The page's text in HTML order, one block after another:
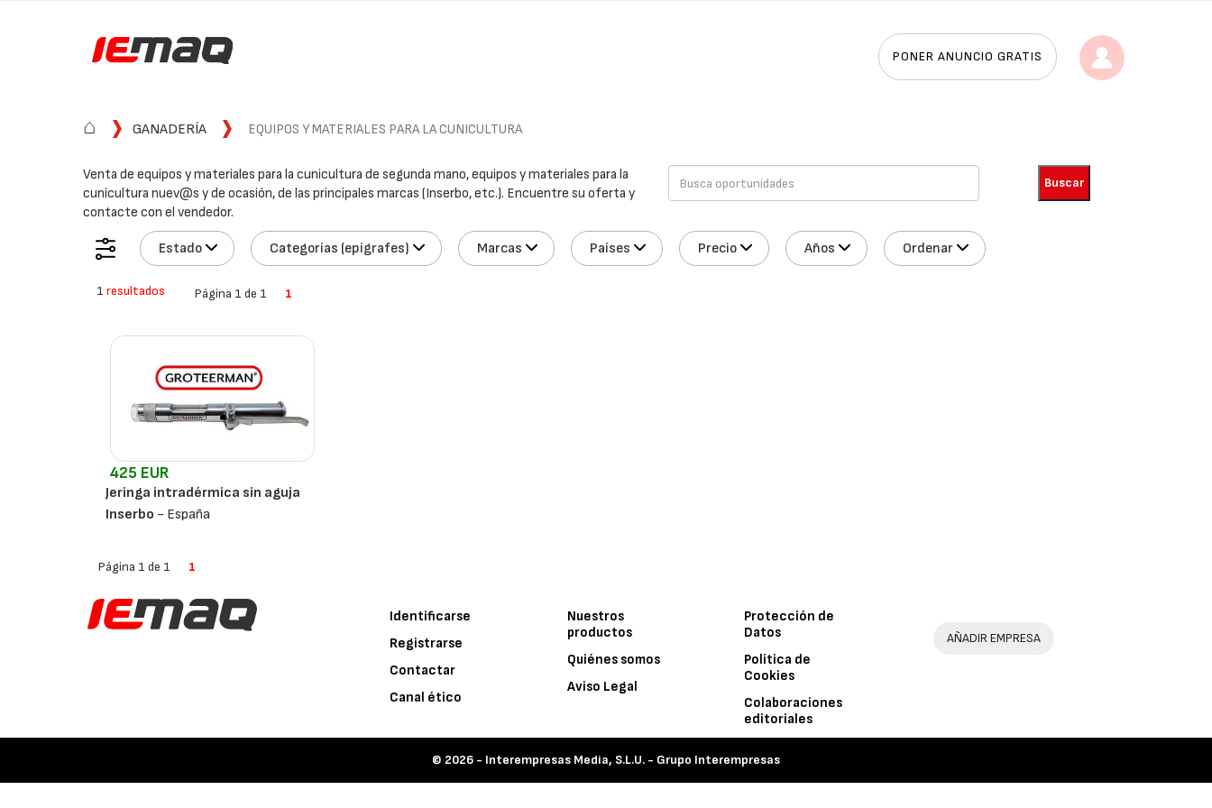
PONER ANUNCIO GRATIS
⌂ GANADERÍA EQUIPOS Y MATERIALES PARA LA CUNICULTURA
Venta de equipos y materiales para la cunicultura de segunda mano, equipos y materiales para la
cunicultura nuev@s y de ocasión, de las principales marcas (Inserbo, etc.). Encuentre su oferta y
contacte con el vendedor.
Estado Categorías (epígrafes) Marcas Países Precio Años Ordenar
1 resultados Página 1 de 1 1
425 EUR
Jeringa intradérmica sin aguja
Inserbo - España
Página 1 de 1 1
Identificarse
Registrarse
Contactar
Canal ético
Nuestros
productos
Quiénes somos
Aviso Legal
Protección de
Datos
Política de
Cookies
Colaboraciones
editoriales
AÑADIR EMPRESA
© 2026 - Interempresas Media, S.L.U. - Grupo Interempresas